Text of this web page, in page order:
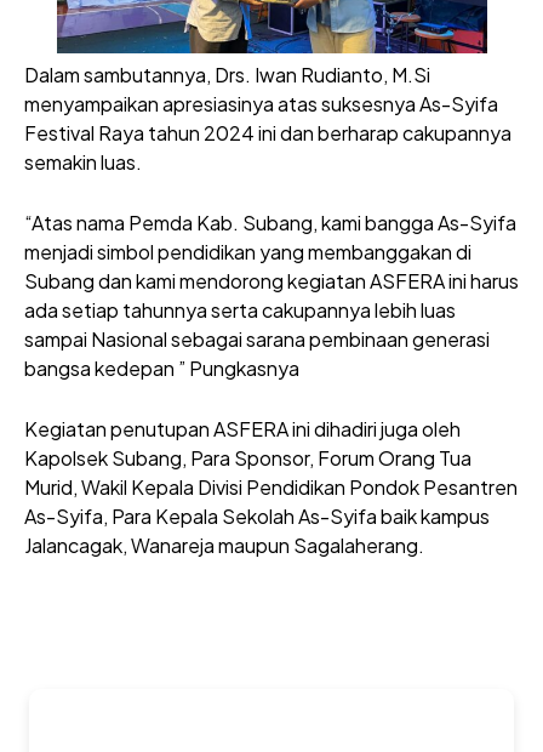
Dalam sambutannya, Drs. Iwan Rudianto, M.Si
menyampaikan apresiasinya atas suksesnya As-Syifa
Festival Raya tahun 2024 ini dan berharap cakupannya
semakin luas.
“Atas nama Pemda Kab. Subang, kami bangga As-Syifa
menjadi simbol pendidikan yang membanggakan di
Subang dan kami mendorong kegiatan ASFERA ini harus
ada setiap tahunnya serta cakupannya lebih luas
sampai Nasional sebagai sarana pembinaan generasi
bangsa kedepan ” Pungkasnya
Kegiatan penutupan ASFERA ini dihadiri juga oleh
Kapolsek Subang, Para Sponsor, Forum Orang Tua
Murid, Wakil Kepala Divisi Pendidikan Pondok Pesantren
As-Syifa, Para Kepala Sekolah As-Syifa baik kampus
Jalancagak, Wanareja maupun Sagalaherang.